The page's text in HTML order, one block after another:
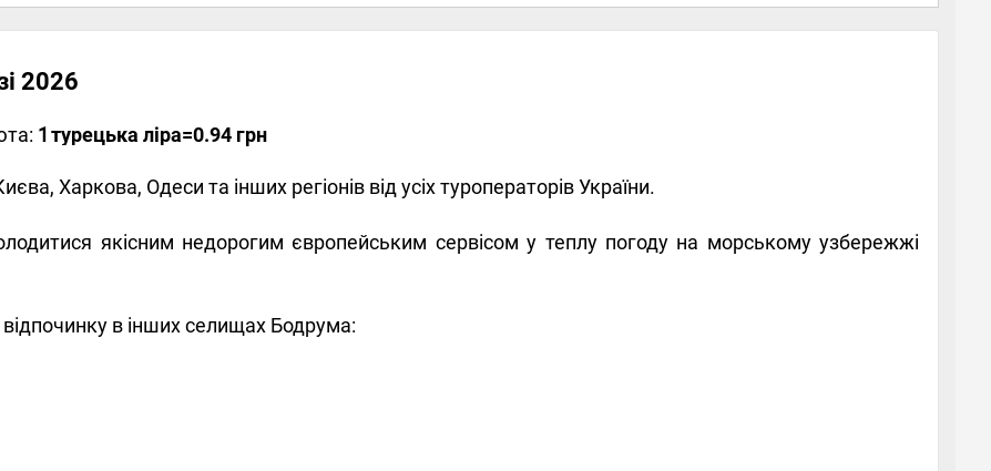
2026
1турецька ліра=0.94 грн
Харкова, Одеси та інших регіонів від усіх туроператорів України.
якісним недорогим європейським сервісом у теплу погоду на морському узбережжі
в інших селищах Бодрума: